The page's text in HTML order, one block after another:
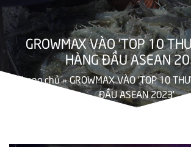
GROWMAX VÀO ‘TOP 10
HÀNG ĐẦU ASEAN
Trang chủ»GROWMAX VÀO ‘TOP 10
ĐẦU ASEAN 2023’